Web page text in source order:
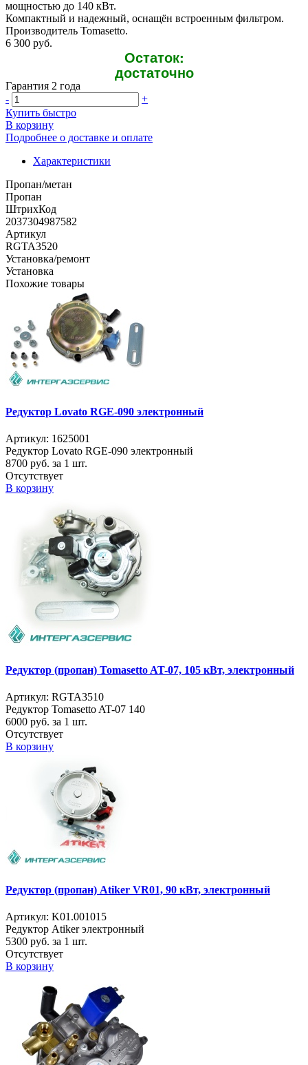
мощностью до 140 кВт.
Компактный и надежный, оснащён встроенным фильтром.
Производитель Tomasetto.
6 300 руб.
Остаток:
достаточно
Гарантия 2 года
-
+
Купить быстро
В корзину
Подробнее о доставке и оплате
Характеристики
Пропан/метан
Пропан
ШтрихКод
2037304987582
Артикул
RGTA3520
Установка/ремонт
Установка
Похожие товары
Редуктор Lovato RGE-090 электронный
Артикул: 1625001
Редуктор Lovato RGE-090 электронный
8700 руб. за 1 шт.
Отсутствует
В корзину
Редуктор (пропан) Tomasetto AT-07, 105 кВт, электронный
Артикул: RGTA3510
Редуктор Tomasetto AT-07 140
6000 руб. за 1 шт.
Отсутствует
В корзину
Редуктор (пропан) Atiker VR01, 90 кВт, электронный
Артикул: K01.001015
Редуктор Atiker электронный
5300 руб. за 1 шт.
Отсутствует
В корзину